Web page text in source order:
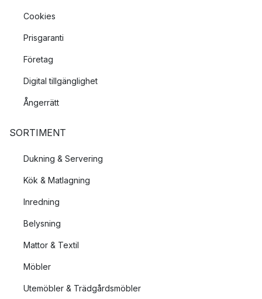
Cookies
Prisgaranti
Företag
Digital tillgänglighet
Ångerrätt
SORTIMENT
Dukning & Servering
Kök & Matlagning
Inredning
Belysning
Mattor & Textil
Möbler
Utemöbler & Trädgårdsmöbler